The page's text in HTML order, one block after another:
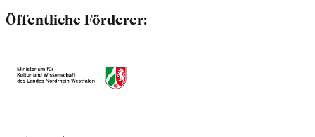
Öffentliche Förderer: